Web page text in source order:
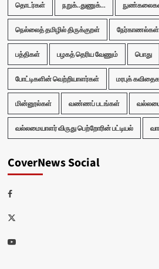
தொடர்கள் நறுக்..துணுக்...
நெல்லைத் தமிழில் திருக்குறள் நேர்காணல்கள்
பத்திகள் பழகத் தெரிய வேணும் பொது
போட்டிகளின் வெற்றியாளர்கள் மரபுக்
மின்னூல்கள் வண்ணப் படங்கள்
வல்லமையாளர் விருது பெற்றோரின் பட்டியல்
CoverNews Social
Facebook
Twitter
Youtube